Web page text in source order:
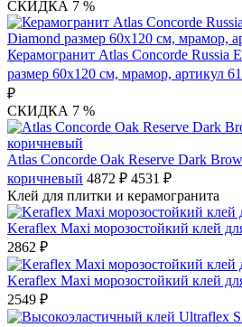
СКИДКА 7 %
Керамогранит Atlas Concorde Russia
размер 60x120 см, мрамор, артикул
₽
СКИДКА 7 %
Atlas Concorde Oak Reserve Dark
коричневый 4872 ₽ 4531 ₽
Клей для плитки и керамогранита
Keraflex Maxi морозостойкий клей
2862 ₽
Keraflex Maxi морозостойкий клей
2549 ₽